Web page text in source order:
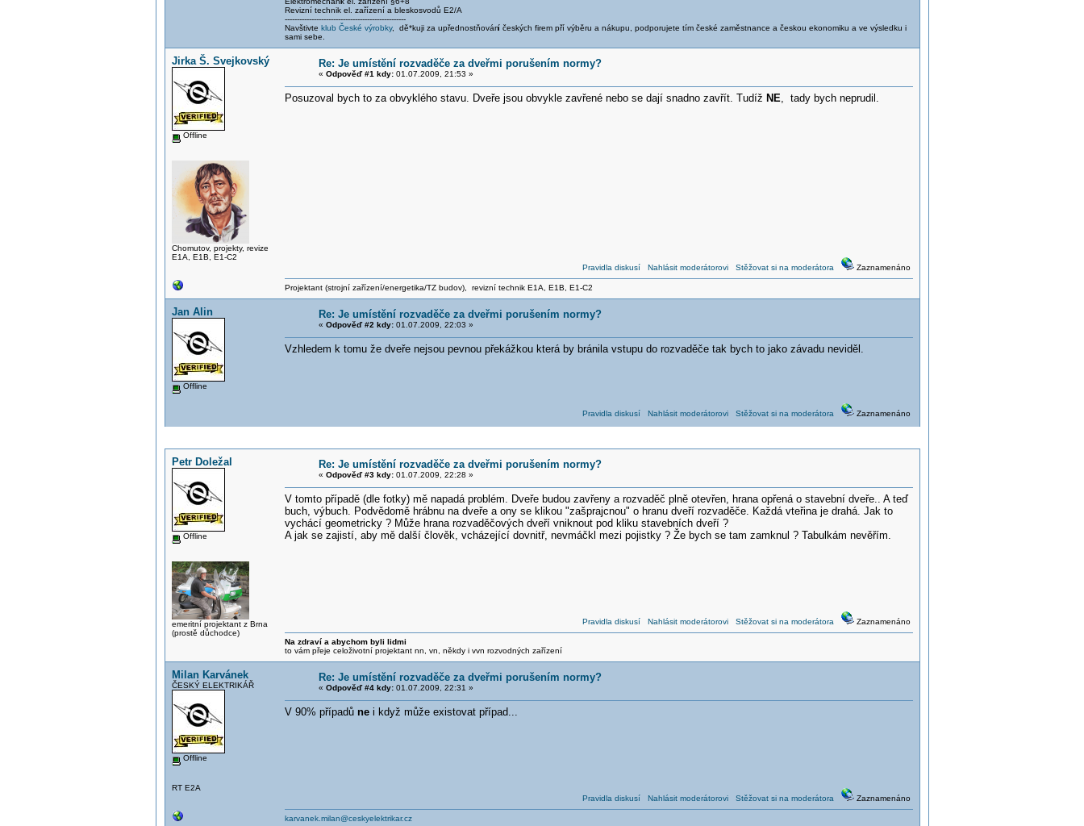
Revizní technik el. zařízení a bleskosvodů E2/A
--------------------------------------------------
Navštivte klub České výrobky, dě*kuji za upřednostňování českých firem pří výběru a nákupu, podporujete tím české zaměstnance a českou ekonomiku a ve výsledku i
sami sebe.
Jirka Š. Svejkovský
Offline
Chomutov, projekty, revize
E1A, E1B, E1-C2
Re: Je umístění rozvaděče za dveřmi porušením normy?
« Odpověď #1 kdy:01.07.2009, 21:53 »
Posuzoval bych to za obvyklého stavu. Dveře jsou obvykle zavřené nebo se dají snadno zavřít. Tudíž NE, tady bych neprudil.
Pravidla diskusí Nahlásit moderátorovi Stěžovat si na moderátora Zaznamenáno
Projektant (strojní zařízení/energetika/TZ budov), revizní technik E1A, E1B, E1-C2
Jan Alin
Offline
Re: Je umístění rozvaděče za dveřmi porušením normy?
« Odpověď #2 kdy:01.07.2009, 22:03 »
Vzhledem k tomu že dveře nejsou pevnou překážkou která by bránila vstupu do rozvaděče tak bych to jako závadu neviděl.
Pravidla diskusí Nahlásit moderátorovi Stěžovat si na moderátora Zaznamenáno
Petr Doležal
Offline
emeritní projektant z Brna
(prostě důchodce)
Re: Je umístění rozvaděče za dveřmi porušením normy?
« Odpověď #3 kdy:01.07.2009, 22:28 »
V tomto případě (dle fotky) mě napadá problém. Dveře budou zavřeny a rozvaděč plně otevřen, hrana opřená o stavební dveře.. A teď
buch, výbuch. Podvědomě hrábnu na dveře a ony se klikou "zašprajcnou" o hranu dveří rozvaděče. Každá vteřina je drahá. Jak to
vychácí geometricky ? Může hrana rozvaděčových dveří vniknout pod kliku stavebních dveří ?
A jak se zajistí, aby mě další člověk, vcházející dovnitř, nevmáčkl mezi pojistky ? Že bych se tam zamknul ? Tabulkám nevěřím.
Pravidla diskusí Nahlásit moderátorovi Stěžovat si na moderátora Zaznamenáno
Na zdraví a abychom byli lidmi
to vám přeje celoživotní projektant nn, vn, někdy i vvn rozvodných zařízení
Milan Karvánek
ČESKÝ ELEKTRIKÁŘ
Offline
RT E2A
Re: Je umístění rozvaděče za dveřmi porušením normy?
« Odpověď #4 kdy:01.07.2009, 22:31 »
V 90% případů ne i když může existovat případ...
Pravidla diskusí Nahlásit moderátorovi Stěžovat si na moderátora Zaznamenáno
karvanek.milan@ceskyelektrikar.cz